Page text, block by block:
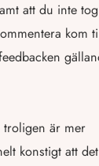
att du inte tog
kom
troligen är mer
konstigt att det